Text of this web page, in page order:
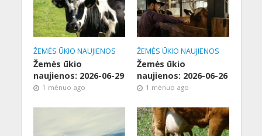
ŽEMĖS ŪKIO NAUJIENOS
Žemės ūkio
naujienos: 2026-06-29
1 mėnuo ago
ŽEMĖS ŪKIO NAUJIENOS
Žemės ūkio
naujienos: 2026-06-26
1 mėnuo ago